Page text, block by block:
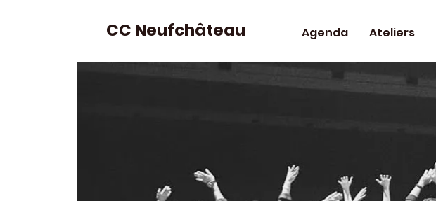
CC Neufchâteau Agenda Ateliers